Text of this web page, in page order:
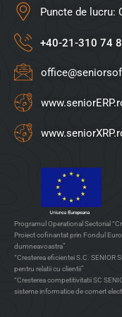
Programul Operational Sectorial
Proiect cofinantat prin Fondul
dumneavoastra”
“Cresterea eficientei S.C. SENIOR
pentru relatii cu clientii”
“Cresterea competitivitatii SC
sisteme informatice de comert
Puncte de lucru:
+40-21-310 74